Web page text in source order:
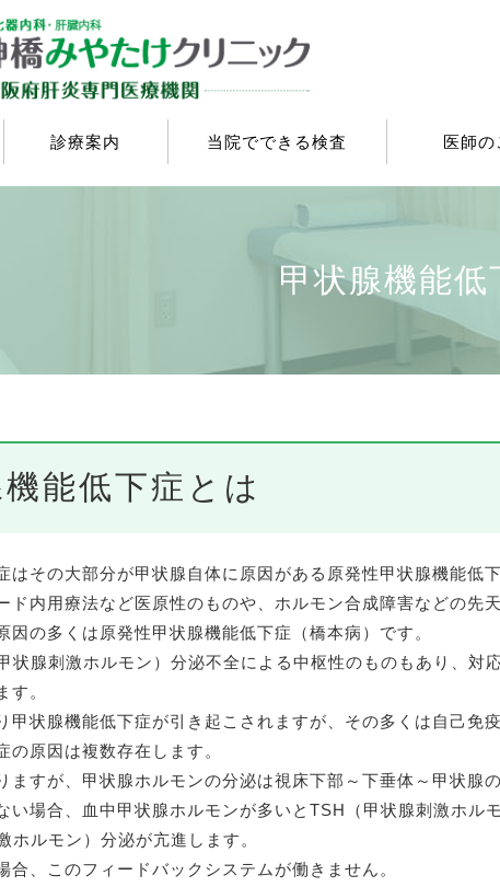
診療案内 当院でできる検査 医師の
甲状腺機能低
能低下症とは
はその大部分が甲状腺自体に原因がある原発性甲状腺機能低
ド内用療法など医原性のものや、ホルモン合成障害などの先
因の多くは原発性甲状腺機能低下症（橋本病）です。
状腺刺激ホルモン）分泌不全による中枢性のものもあり、対
す。
甲状腺機能低下症が引き起こされますが、その多くは自己免
の原因は複数存在します。
ますが、甲状腺ホルモンの分泌は視床下部～下垂体～甲状腺
い場合、血中甲状腺ホルモンが多いとTSH（甲状腺刺激ホル
ホルモン）分泌が亢進します。
合、このフィードバックシステムが働きません。